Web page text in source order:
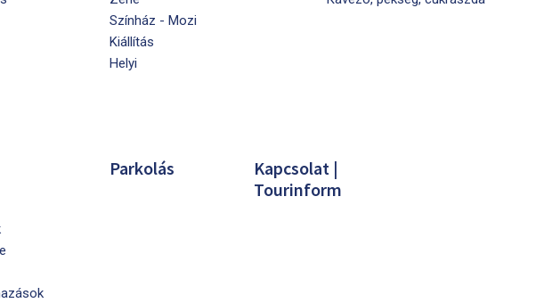
Színház - Mozi
Kiállítás
Helyi
Parkolás
Kapcsolat |
Tourinform